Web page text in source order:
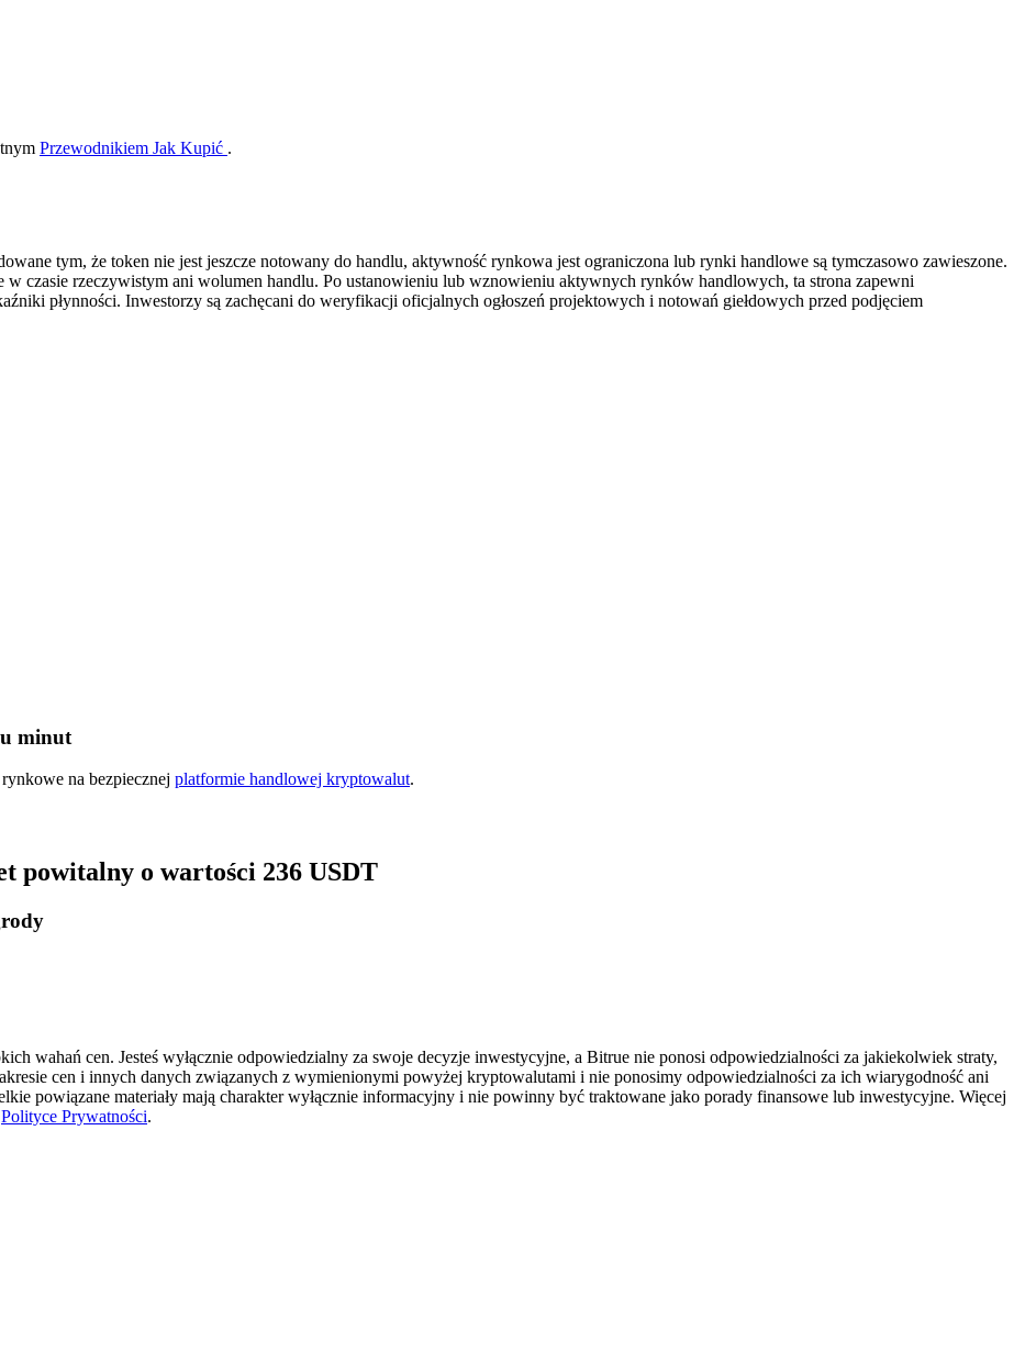
towary
Przewodnikiem Jak Kupić .
tym, że token nie jest jeszcze notowany do handlu, aktywność rynkowa jest ograniczona lub rynki handlowe są tymczasowo zawieszone.
czasie rzeczywistym ani wolumen handlu. Po ustanowieniu lub wznowieniu aktywnych rynków handlowych, ta strona zapewni
płynności. Inwestorzy są zachęcani do weryfikacji oficjalnych ogłoszeń projektowych i notowań giełdowych przed podjęciem
minut
na bezpiecznej platformie handlowej kryptowalut.
powitalny o wartości 236 USDT
wahań cen. Jesteś wyłącznie odpowiedzialny za swoje decyzje inwestycyjne, a Bitrue nie ponosi odpowiedzialności za jakiekolwiek straty,
cen i innych danych związanych z wymienionymi powyżej kryptowalutami i nie ponosimy odpowiedzialności za ich wiarygodność ani
powiązane materiały mają charakter wyłącznie informacyjny i nie powinny być traktowane jako porady finansowe lub inwestycyjne. Więcej
Polityce Prywatności.